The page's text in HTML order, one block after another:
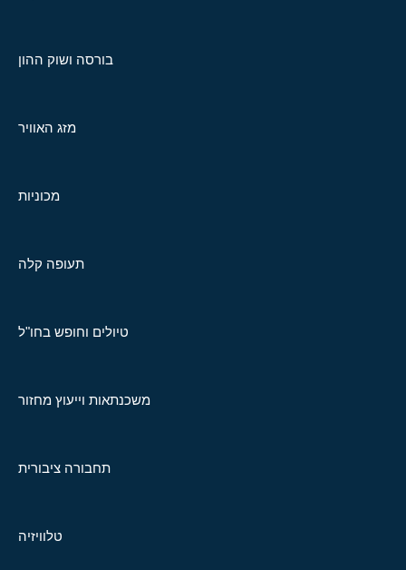
בורסה ושוק ההון
מזג האוויר
מכוניות
תעופה קלה
טיולים וחופש בחו"ל
משכנתאות וייעוץ מחזור
תחבורה ציבורית
טלוויזיה